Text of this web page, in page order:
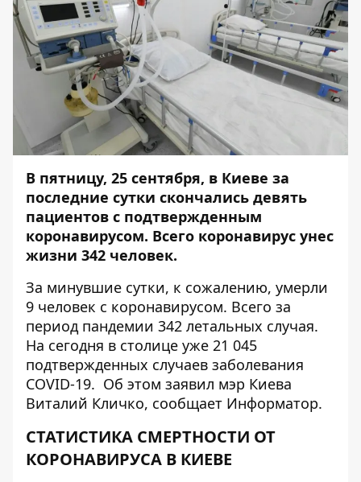
В пятницу, 25 сентября, в Киеве за
последние сутки скончались девять
пациентов с подтвержденным
коронавирусом. Всего коронавирус унес
жизни 342 человек.
За минувшие сутки, к сожалению, умерли
9 человек с коронавирусом. Всего за
период пандемии 342 летальных случая.
На сегодня в столице уже 21 045
подтвержденных случаев заболевания
COVID-19. Об этом заявил мэр Киева
Виталий Кличко, сообщает Информатор.
СТАТИСТИКА СМЕРТНОСТИ ОТ
КОРОНАВИРУСА В КИЕВЕ